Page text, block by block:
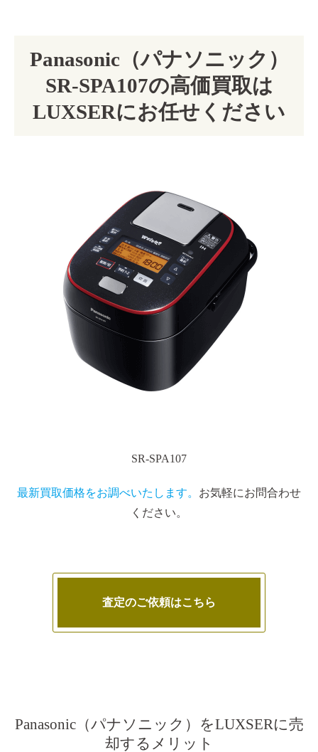
Panasonic（パナソニック）
SR-SPA107の高価買取は
LUXSERにお任せください
SR-SPA107
最新買取価格をお調べいたします。 お気軽にお問合わせ
ください。
査定のご依頼はこちら
Panasonic（パナソニック）をLUXSERに売
却するメリット